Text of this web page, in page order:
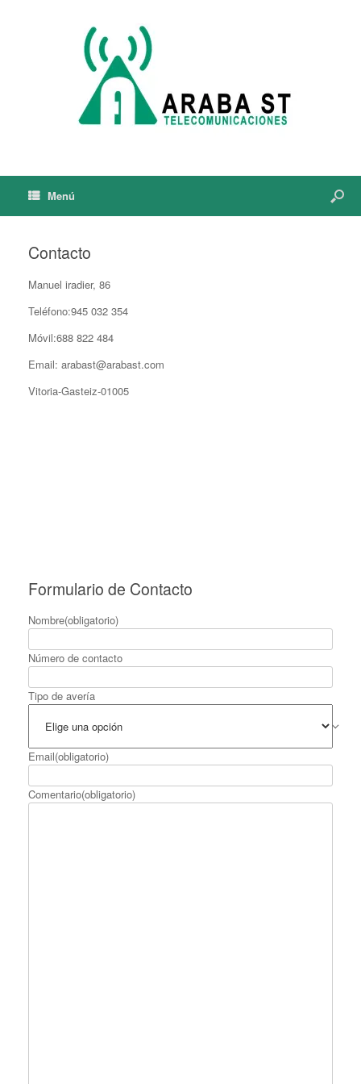
Menú
Contacto
Manuel iradier, 86
Teléfono:945 032 354
Móvil:688 822 484
Email: arabast@arabast.com
Vitoria-Gasteiz-01005
Formulario de Contacto
Nombre(obligatorio)
Número de contacto
Tipo de avería
Email(obligatorio)
Comentario(obligatorio)